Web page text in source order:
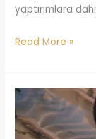
yaptırımlara
Read More »
Şantaja
Uğruyorum
Ne